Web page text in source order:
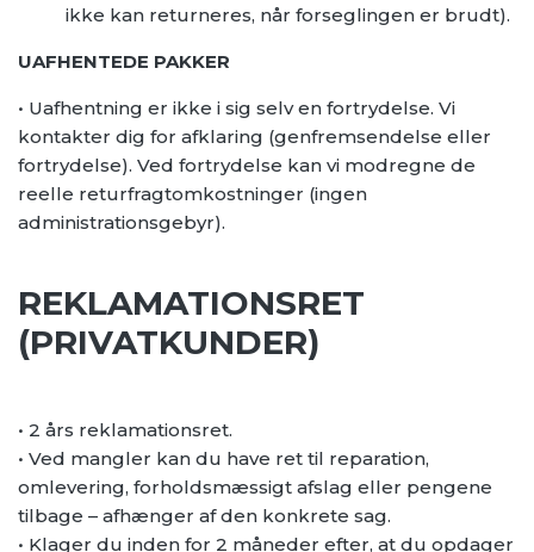
ikke kan returneres, når forseglingen er brudt).
UAFHENTEDE PAKKER
• Uafhentning er ikke i sig selv en fortrydelse. Vi
kontakter dig for afklaring (genfremsendelse eller
fortrydelse). Ved fortrydelse kan vi modregne de
reelle returfragtomkostninger (ingen
administrationsgebyr).
REKLAMATIONSRET
(PRIVATKUNDER)
• 2 års reklamationsret.
• Ved mangler kan du have ret til reparation,
omlevering, forholdsmæssigt afslag eller pengene
tilbage – afhænger af den konkrete sag.
• Klager du inden for 2 måneder efter, at du opdager